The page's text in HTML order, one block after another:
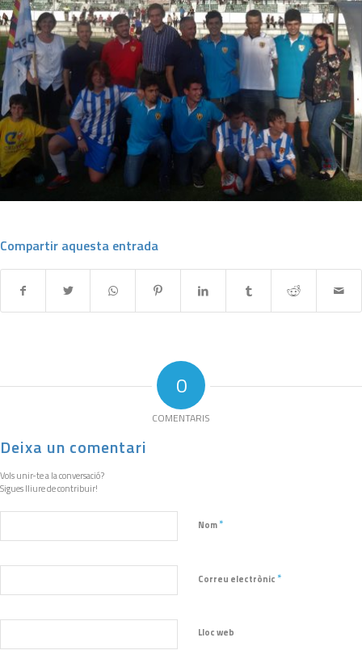
Compartir aquesta entrada
0
COMENTARIS
Deixa un comentari
Vols unir-te a la conversació?
Sigues lliure de contribuir!
Nom*
Correu electrònic *
Lloc web